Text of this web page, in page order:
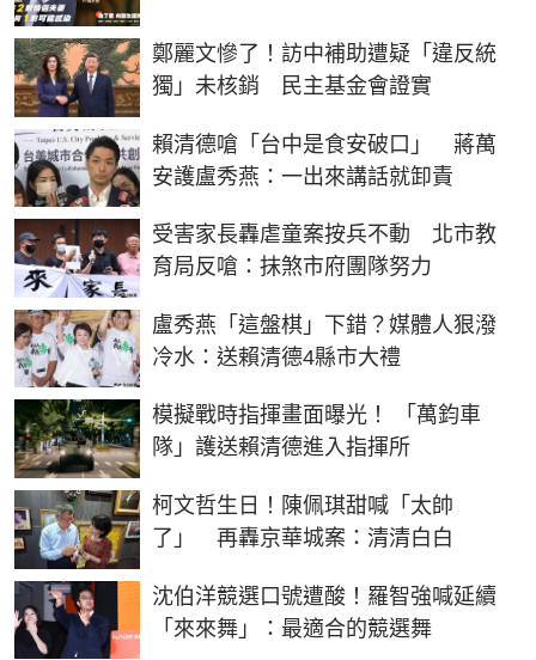
鄭麗文慘了！訪中補助遭疑「違反統
獨」未核銷 民主基金會證實
賴清德嗆「台中是食安破口」 蔣萬
安護盧秀燕：一出來講話就卸責
受害家長轟虐童案按兵不動 北市教
育局反嗆：抹煞市府團隊努力
盧秀燕「這盤棋」下錯？媒體人狠潑
冷水：送賴清德4縣市大禮
模擬戰時指揮畫面曝光！ 「萬鈞車
隊」護送賴清德進入指揮所
柯文哲生日！陳佩琪甜喊「太帥
了」 再轟京華城案：清清白白
沈伯洋競選口號遭酸！羅智強喊延續
「來來舞」：最適合的競選舞